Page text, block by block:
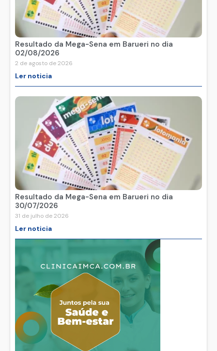
Resultado da Mega-Sena em Barueri no dia
02/08/2026
2 de agosto de 2026
Ler noticia
Resultado da Mega-Sena em Barueri no dia
30/07/2026
31 de julho de 2026
Ler noticia